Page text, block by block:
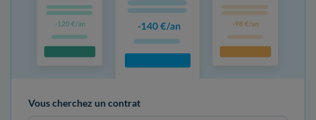
Vous cherchez un contrat